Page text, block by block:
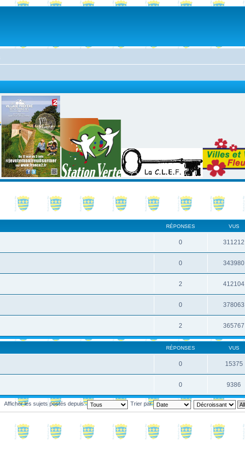
RÉPONSES VUS
0 311212
0 343980
2 412104
0 378063
2 365767
RÉPONSES VUS
0 15375
0 9386
Afficher les sujets postés depuis: Trier par